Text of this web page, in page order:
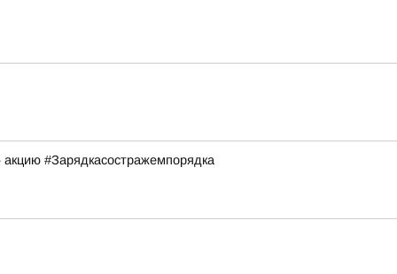
#Зарядкасостражемпорядка